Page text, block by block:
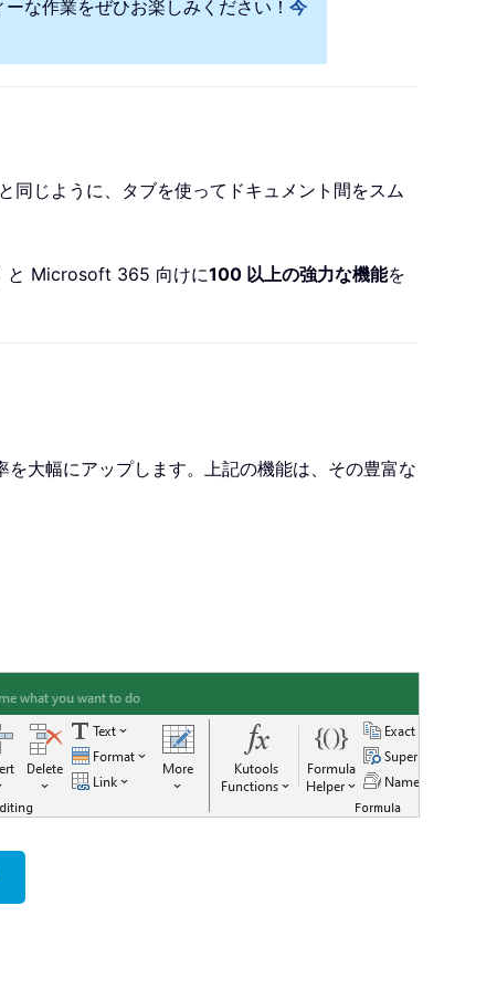
な作業をぜひお楽しみください！ 今
じように、タブを使ってドキュメント間をスム
と Microsoft 365 向けに100 以上の強力な機能を
大幅にアップします。上記の機能は、その豊富な